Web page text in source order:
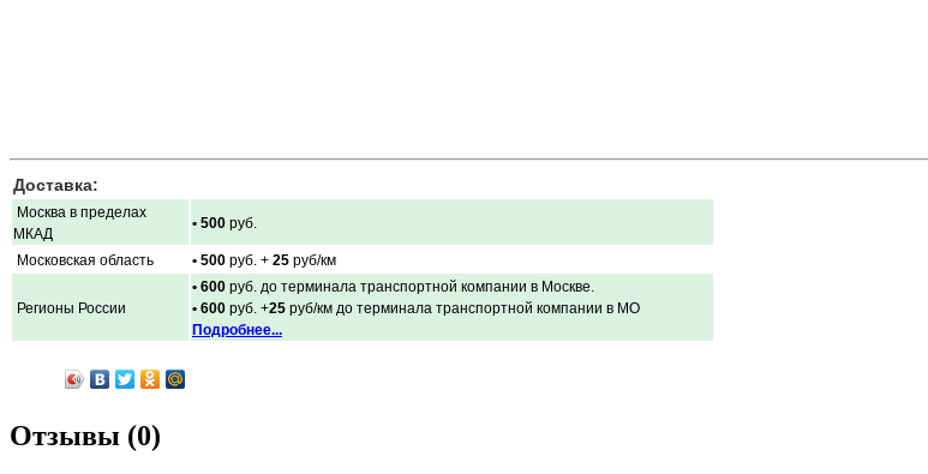
Доставка:
Москва в пределах
МКАД
• 500 руб.
Московская область • 500 руб. + 25 руб/км
Регионы России
• 600 руб. до терминала транспортной компании в Москве.
• 600 руб. +25 руб/км до терминала транспортной компании в МО
Подробнее...
Отзывы (0)